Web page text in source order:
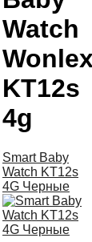
Watch
KT12s
4g
Smart Baby
Watch KT12s
4G Черные